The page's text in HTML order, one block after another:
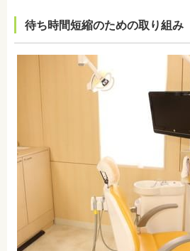
待ち時間短縮のための取り組み